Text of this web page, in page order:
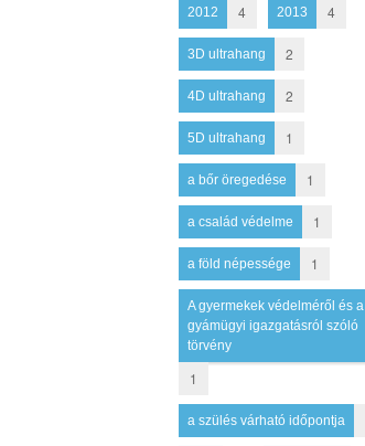
2012 4 2013 4
3D ultrahang 2
4D ultrahang 2
5D ultrahang 1
a bőr öregedése 1
a család védelme 1
a föld népessége 1
A gyermekek védelméről és a
gyámügyi igazgatásról szóló
törvény
1
a szülés várható időpontja